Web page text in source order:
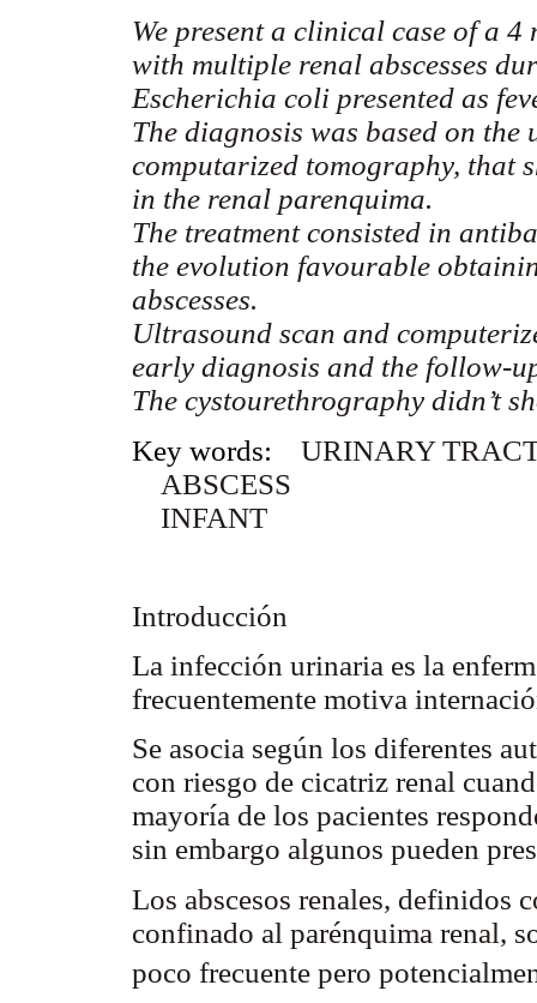
We present a clinical case of a
with multiple renal abscesses
Escherichia coli presented as
The diagnosis was based on
computarized tomography, that
in the renal parenquima.
The treatment consisted in
the evolution favourable
abscesses.
Ultrasound scan and
early diagnosis and the follow-
The cystourethrography didn’t
Key words: URINARY
ABSCESS
INFANT
Introducción
La infección urinaria es la
frecuentemente motiva
Se asocia según los diferentes
con riesgo de cicatriz renal
mayoría de los pacientes
sin embargo algunos pueden
Los abscesos renales, definidos
confinado al parénquima renal,
poco frecuente pero